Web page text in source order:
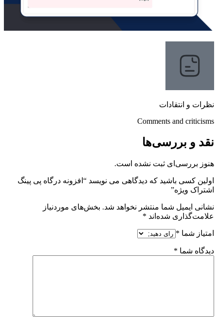
نظرات و انتقادات
Comments and criticisms
نقد و بررسی‌ها
هنوز بررسی‌ای ثبت نشده است.
اولین کسی باشید که دیدگاهی می نویسد “افزونه درگاه پی پینگ
اشتراک ویژه”
نشانی ایمیل شما منتشر نخواهد شد. بخش‌های موردنیاز
علامت‌گذاری شده‌اند *
امتیاز شما *
دیدگاه شما *